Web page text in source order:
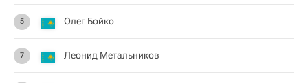
5 Олег Бойко
7 Леонид Метальников